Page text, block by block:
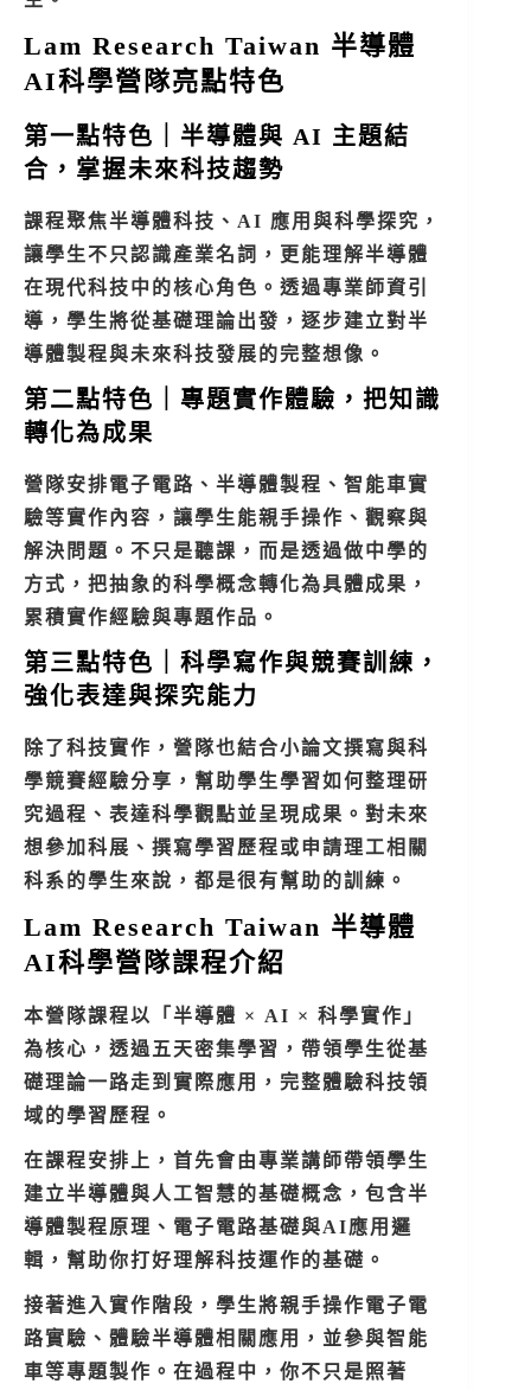
Lam Research Taiwan 半導體
AI科學營隊亮點特色
第一點特色｜半導體與 AI 主題結
合，掌握未來科技趨勢
課程聚焦半導體科技、AI 應用與科學探究，
讓學生不只認識產業名詞，更能理解半導體
在現代科技中的核心角色。透過專業師資引
導，學生將從基礎理論出發，逐步建立對半
導體製程與未來科技發展的完整想像。
第二點特色｜專題實作體驗，把知識
轉化為成果
營隊安排電子電路、半導體製程、智能車實
驗等實作內容，讓學生能親手操作、觀察與
解決問題。不只是聽課，而是透過做中學的
方式，把抽象的科學概念轉化為具體成果，
累積實作經驗與專題作品。
第三點特色｜科學寫作與競賽訓練，
強化表達與探究能力
除了科技實作，營隊也結合小論文撰寫與科
學競賽經驗分享，幫助學生學習如何整理研
究過程、表達科學觀點並呈現成果。對未來
想參加科展、撰寫學習歷程或申請理工相關
科系的學生來說，都是很有幫助的訓練。
Lam Research Taiwan 半導體
AI科學營隊課程介紹
本營隊課程以「半導體 × AI × 科學實作」
為核心，透過五天密集學習，帶領學生從基
礎理論一路走到實際應用，完整體驗科技領
域的學習歷程。
在課程安排上，首先會由專業講師帶領學生
建立半導體與人工智慧的基礎概念，包含半
導體製程原理、電子電路基礎與AI應用邏
輯，幫助你打好理解科技運作的基礎。
接著進入實作階段，學生將親手操作電子電
路實驗、體驗半導體相關應用，並參與智能
車等專題製作。在過程中，你不只是照著